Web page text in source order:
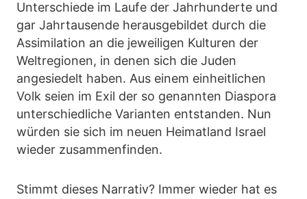
Unterschiede im Laufe der Jahrhunderte und
gar Jahrtausende herausgebildet durch die
Assimilation an die jeweiligen Kulturen der
Weltregionen, in denen sich die Juden
angesiedelt haben. Aus einem einheitlichen
Volk seien im Exil der so genannten Diaspora
unterschiedliche Varianten entstanden. Nun
würden sie sich im neuen Heimatland Israel
wieder zusammenfinden.
Stimmt dieses Narrativ? Immer wieder hat es